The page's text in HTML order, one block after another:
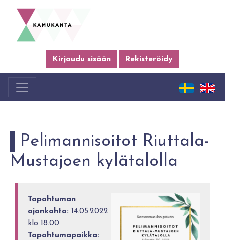
Kirjaudu sisään Rekisteröidy
Pelimannisoitot Riuttala-
Mustajoen kylätalolla
Tapahtuman
ajankohta: 14.05.2022
klo 18.00
Tapahtumapaikka: